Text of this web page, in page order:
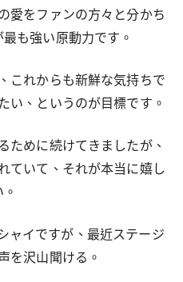
愛をファンの方々と分かち
も強い原動力です。
これからも新鮮な気持ちで
い、というのが目標です。
ために続けてきましたが、
ていて、それが本当に嬉し
。
ャイですが、最近ステージ
を沢山聞ける。